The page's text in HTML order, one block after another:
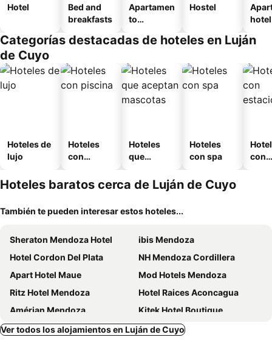
Hotel
Bed and
breakfasts
Apartamen
to
o
Hostel
hotel
Categorías destacadas de hoteles en Luján
de Cuyo
Hoteles de
lujo
Hoteles
con
Hoteles
que
mascotas
Hoteles
con spa
con
Hoteles baratos cerca de Luján de Cuyo
También te pueden interesar estos hoteles...
Sheraton Mendoza Hotel
ibis Mendoza
Hotel Cordon Del Plata
NH Mendoza Cordillera
Apart Hotel Maue
Mod Hotels Mendoza
Ritz Hotel Mendoza
Hotel Raices Aconcagua
Amérian Mendoza
Kitek Hotel Boutique
Argentino Hotel
Park Hyatt Mendoza
Ver todos los alojamientos en Luján de Cuyo